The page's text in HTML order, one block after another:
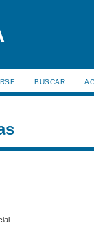
BUSCAR